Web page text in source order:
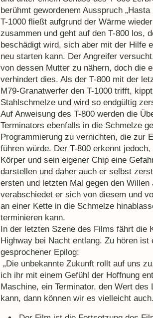
berühmt gewordenem Ausspruch
T-1000 fließt aufgrund der Wärme
zusammen und geht auf den T-800 los,
beschädigt wird, sich aber mit der Hilfe
neu starten kann. Der Angreifer
von dessen Mutter zu nähern, doch die
verhindert dies. Als der T-800 mit der
M79-Granatwerfer den T-1000 trifft,
Stahlschmelze und wird so endgültig
Auf Anweisung des T-800 werden die
Terminators ebenfalls in die Schmelze
Programmierung zu vernichten, die zur
führen würde. Der T-800 erkennt
Körper und sein eigener Chip eine
darstellen und daher auch er selbst
ersten und letzten Mal gegen den Willen
verabschiedet er sich von diesem und
an einer Kette in die Schmelze
terminieren kann.
In der letzten Szene des Films fährt die
Highway bei Nacht entlang. Zu hören ist
gesprochener Epilog:
„Die unbekannte Zukunft rollt auf uns
ich ihr mit einem Gefühl der Hoffnung
Maschine, ein Terminator, den Wert des
kann, dann können wir es vielleicht